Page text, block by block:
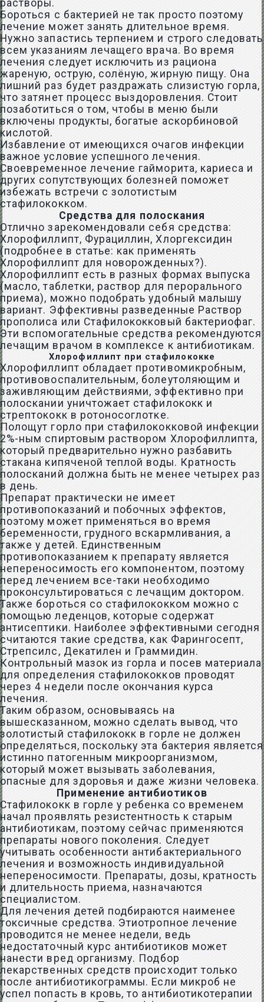
растворы.
Бороться с бактерией не так просто поэтому
лечение может занять длительное время.
Нужно запастись терпением и строго следовать
всем указаниям лечащего врача. Во время
лечения следует исключить из рациона
жареную, острую, солёную, жирную пищу. Она
лишний раз будет раздражать слизистую горла,
что затянет процесс выздоровления. Стоит
позаботиться о том, чтобы в меню были
включены продукты, богатые аскорбиновой
кислотой.
Избавление от имеющихся очагов инфекции
важное условие успешного лечения.
Своевременное лечение гайморита, кариеса и
других сопутствующих болезней поможет
избежать встречи с золотистым
стафилококком.
Средства для полоскания
Отлично зарекомендовали себя средства:
Хлорофиллипт, Фурациллин, Хлоргексидин
(подробнее в статье: как применять
Хлорофиллипт для новорожденных?).
Хлорофиллипт есть в разных формах выпуска
(масло, таблетки, раствор для перорального
приема), можно подобрать удобный малышу
вариант. Эффективны разведенные Раствор
прополиса или Стафилококковый бактериофаг.
Эти вспомогательные средства рекомендуются
лечащим врачом в комплексе к антибиотикам.
Хлорофиллипт при стафилококке
Хлорофиллипт обладает противомикробным,
противовоспалительным, болеутоляющим и
заживляющим действиями, эффективно при
полоскании уничтожает стафилококк и
стрептококк в ротоносоглотке.
Полощут горло при стафилококковой инфекции
2%-ным спиртовым раствором Хлорофиллипта,
который предварительно нужно разбавить
стакана кипяченой теплой воды. Кратность
полосканий должна быть не менее четырех раз
в день.
Препарат практически не имеет
противопоказаний и побочных эффектов,
поэтому может применяться во время
беременности, грудного вскармливания, а
также у детей. Единственным
противопоказанием к препарату является
непереносимость его компонентом, поэтому
перед лечением все-таки необходимо
проконсультироваться с лечащим доктором.
Также бороться со стафилококком можно с
помощью леденцов, которые содержат
антисептики. Наиболее эффективными сегодня
считаются такие средства, как Фарингосепт,
Стрепсилс, Декатилен и Граммидин.
Контрольный мазок из горла и посев материала
для определения стафилококков проводят
через 4 недели после окончания курса
лечения.
Таким образом, основываясь на
вышесказанном, можно сделать вывод, что
золотистый стафилококк в горле не должен
определяться, поскольку эта бактерия является
истинно патогенным микроорганизмом,
который может вызывать заболевания,
опасные для здоровья и даже жизни человека.
Применение антибиотиков
Стафилококк в горле у ребенка со временем
начал проявлять резистентность к старым
антибиотикам, поэтому сейчас применяются
препараты нового поколения. Следует
учитывать особенности антибактериального
лечения и возможность индивидуальной
непереносимости. Препараты, дозы, кратность
и длительность приема, назначаются
специалистом.
Для лечения детей подбираются наименее
токсичные средства. Этиотропное лечение
проводится не менее недели, ведь
недостаточный курс антибиотиков может
нанести вред организму. Подбор
лекарственных средств происходит только
после антибиотикограммы. Если микроб не
успел попасть в кровь, то антибиотикотерапии